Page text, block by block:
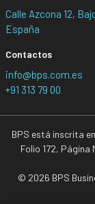
Calle Azcona 12,
España
Contactos
info@bps.com.es
+91 313 79 00
BPS está inscrita
Folio 172,
© 2026 BPS